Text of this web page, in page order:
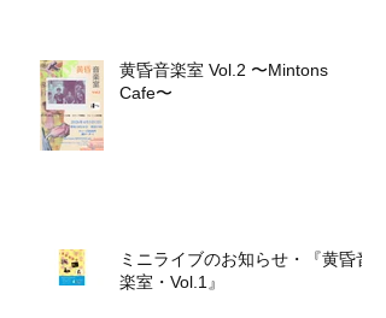
黄昏音楽室 Vol.2 〜Mintons
Cafe〜
ミニライブのお知らせ・『黄昏音
楽室・Vol.1』